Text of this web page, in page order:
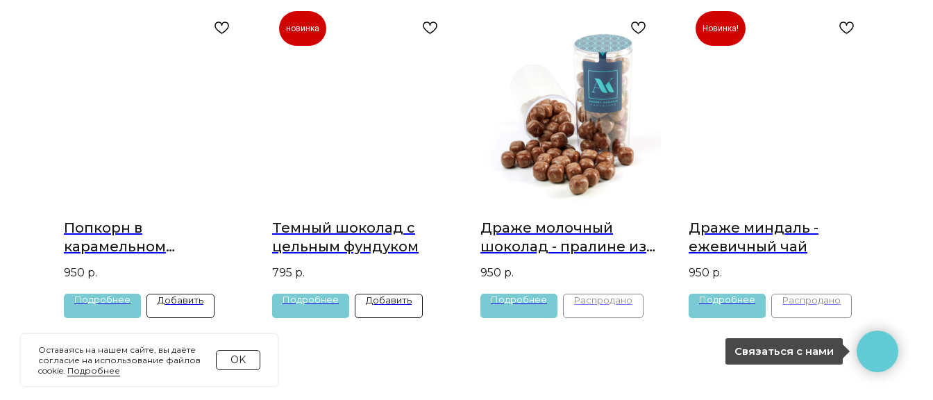
Попкорн в
карамельном
шоколаде
950 р.
Подробнее Добавить
новинка
Темный шоколад с
цельным фундуком
795 р.
Подробнее Добавить
Драже молочный
шоколад - пралине из
кунжута
950 р.
Подробнее
Новинка!
Драже миндаль -
ежевичный чай
950 р.
Подробнее
Связаться с нами
Оставаясь на нашем сайте, вы даёте
согласие на использование файлов
cookie. Подробнее
OK